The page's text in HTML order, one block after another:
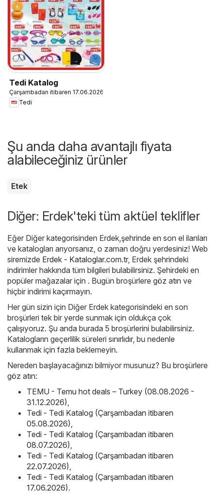
Tedi Katalog
Çarşambadan itibaren 17.06.2026
Tedi
Şu anda daha avantajlı fiyata
alabileceğiniz ürünler
Etek
Diğer: Erdek'teki tüm aktüel teklifler
Eğer Diğer kategorisinden Erdek,şehrinde en son el ilanları
ve katalogları arıyorsanız, o zaman doğru yerdesiniz! Web
siremizde Erdek - Kataloglar.com.tr, Erdek şehrindeki
indirimler hakkında tüm bilgileri bulabilirsiniz. Şehirdeki en
popüler mağazalar için . Bugün broşürlere göz atın ve
hiçbir indirimi kaçırmayın.
Her gün sizin için Diğer Erdek kategorisindeki en son
broşürleri tek bir yerde sunmak için oldukça çok
çalışıyoruz. Şu anda burada 5 broşürlerini bulabilirsiniz.
Katalogların geçerlilik süreleri sınırlıdır, bu nedenle
kullanmak için fazla beklemeyin.
Nereden başlayacağınızı bilmiyor musunuz? Bu broşürlere
göz atın:
TEMU - Temu hot deals – Turkey (08.08.2026 -
31.12.2026)
Tedi - Tedi Katalog (Çarşambadan itibaren
05.08.2026)
Tedi - Tedi Katalog (Çarşambadan itibaren
08.07.2026)
Tedi - Tedi Katalog (Çarşambadan itibaren
22.07.2026)
Tedi - Tedi Katalog (Çarşambadan itibaren
17.06.2026).